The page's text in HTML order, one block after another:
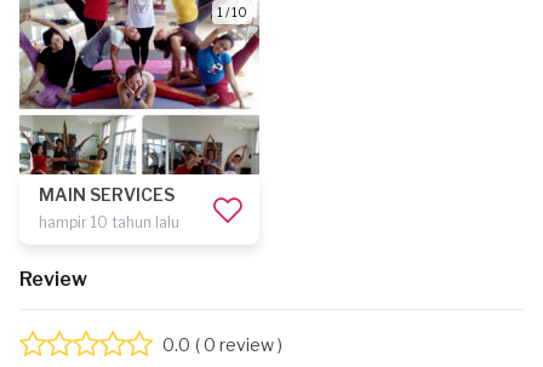
1 / 10
MAIN SERVICES
hampir 10 tahun lalu
Review
0.0 ( 0 review )